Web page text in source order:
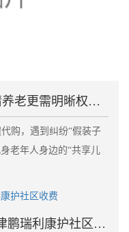
【丝路话语】“共享儿女”温情养老更需明晰权责划清边
购，遇到纠纷“假装子
老年人身边的“共享儿
2026年天津养老生活范本!天津鹏瑞利康护社区收费